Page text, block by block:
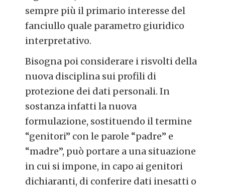
sempre più il primario interesse del
fanciullo quale parametro giuridico
interpretativo.
Bisogna poi considerare i risvolti della
nuova disciplina sui profili di
protezione dei dati personali. In
sostanza infatti la nuova
formulazione, sostituendo il termine
“genitori” con le parole “padre” e
“madre”, può portare a una situazione
in cui si impone, in capo ai genitori
dichiaranti, di conferire dati inesatti o